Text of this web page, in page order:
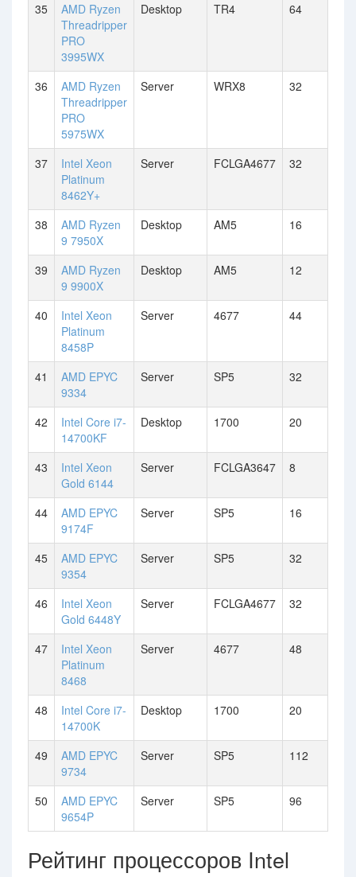
35
AMD Ryzen
Threadripper
PRO
3995WX
Desktop TR4 64
36
AMD Ryzen
Threadripper
PRO
5975WX
Server WRX8 32
37
Intel Xeon
Platinum
8462Y+
Server FCLGA4677 32
38
AMD Ryzen
9 7950X
Desktop AM5 16
39
AMD Ryzen
9 9900X
Desktop AM5 12
40
Intel Xeon
Platinum
8458P
Server 4677 44
41
AMD EPYC
9334
Server SP5 32
42
Intel Core i7-
14700KF
Desktop 1700 20
43
Intel Xeon
Gold 6144
Server FCLGA3647 8
44
AMD EPYC
9174F
Server SP5 16
45
AMD EPYC
9354
Server SP5 32
46
Intel Xeon
Gold 6448Y
Server FCLGA4677 32
47
Intel Xeon
Platinum
8468
Server 4677 48
48
Intel Core i7-
14700K
Desktop 1700 20
49
AMD EPYC
9734
Server SP5 112
50
AMD EPYC
9654P
Server SP5 96
Рейтинг процессоров Intel